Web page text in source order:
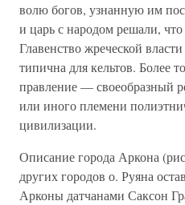
волю богов, узнанную им
и царь с народом решали,
Главенство жреческой
типична для кельтов. Более
правление — своеобразный
или иного племени
цивилизации.
Описание города Аркона
других городов о. Руяна
Арконы датчанами Саксон